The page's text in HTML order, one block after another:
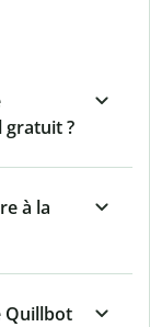
gratuit ?
à la
Quillbot